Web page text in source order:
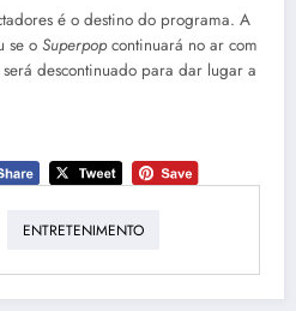
é o destino do programa. A
se o Superpopcontinuará no ar com
descontinuado para dar lugar a
ENTRETENIMENTO